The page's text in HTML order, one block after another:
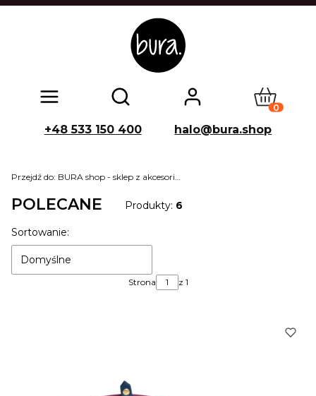
Otwórz wyszukiwarkę Produkty
+48 533 150 400 halo@bura.shop
Przejdź do: BURA shop - sklep z akcesoriami dla psów
POLECANE Produkty: 6
Lista produktów
Sortowanie:
Domyślne
Strona z 1